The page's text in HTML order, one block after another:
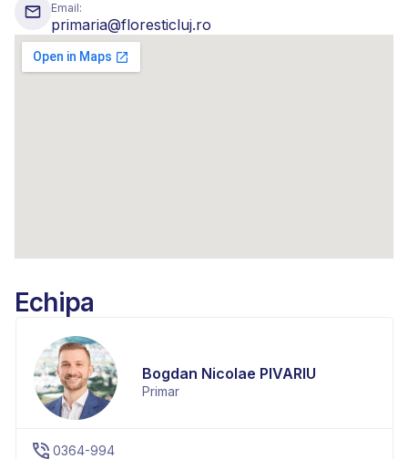
Email:
primaria@floresticluj.ro
Echipa
Bogdan Nicolae PIVARIU
Primar
0364-994